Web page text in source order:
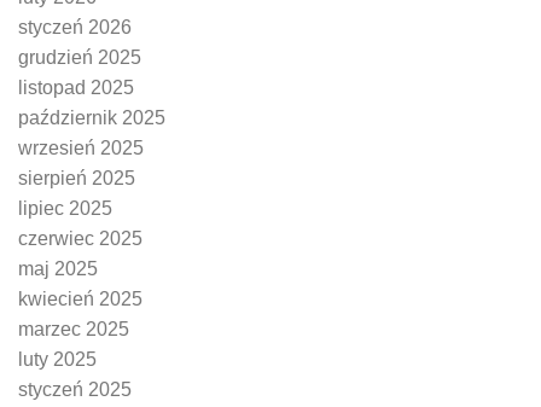
styczeń 2026
grudzień 2025
listopad 2025
październik 2025
wrzesień 2025
sierpień 2025
lipiec 2025
czerwiec 2025
maj 2025
kwiecień 2025
marzec 2025
luty 2025
styczeń 2025